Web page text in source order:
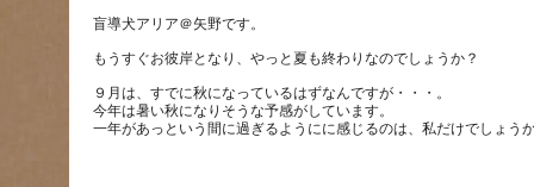
９月は、すでに秋になっているはずなんですが・・・。
今年は暑い秋になりそうな予感がしています。